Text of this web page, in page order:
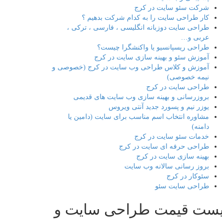
شرکت سئو سایت در کرج
کار طراحی سایت را به کدام شرکت بدهیم ؟
طراحی سایت دوزبانه انگلیسی ، فارسی ، ترکی ،
عربی و…
طراحی ریسپانسیو یا واکنشگرا چیست؟
آموزش سئو و بهینه سازی سایت در کرج
آموزش و کلاس طراحی وب سایت در کرج (خصوصی و
نیمه خصوصی)
طراحی سایت در کرج
بروزرسانی و بهینه سازی وب سایت های قدیمی
یوزر نیم و پسورد جدید آنتی ویروس
مشاوره انتخاب اسم مناسب برای سایت (دامین یا
دامنه)
خدمات سئو سایت در کرج
طراحی حرفه ای سایت در کرج
بهینه سازی سایت در کرج
بروز رسانی سالانه وب سایت
سئوکار در کرج
طراحی سایت سئو
قیمت طراحی سایت و